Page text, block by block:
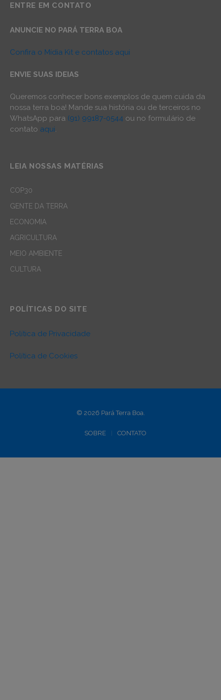
ENTRE EM CONTATO
ANUNCIE NO PARÁ TERRA BOA
Confira o Mídia Kit e contatos aqui
ENVIE SUAS IDEIAS
Queremos conhecer bons exemplos de quem cuida da
nossa terra boa! Mande sua história ou de terceiros no
WhatsApp para (91) 99187-0544 ou no formulário de
contato aqui.
LEIA NOSSAS MATÉRIAS
COP30
GENTE DA TERRA
ECONOMIA
AGRICULTURA
MEIO AMBIENTE
CULTURA
POLÍTICAS DO SITE
Política de Privacidade
Política de Cookies
© 2026 Pará Terra Boa.
SOBRE CONTATO